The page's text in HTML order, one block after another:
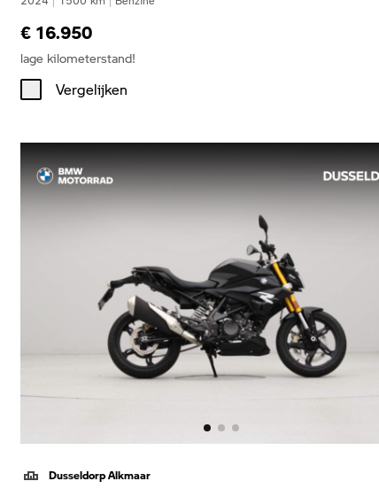
€ 16.950
lage kilometerstand!
Vergelijken
Dusseldorp Alkmaar